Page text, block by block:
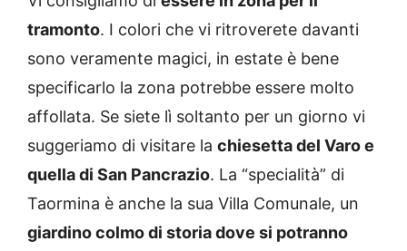
tramonto. I colori che vi ritroverete davanti
sono veramente magici, in estate è bene
specificarlo la zona potrebbe essere molto
affollata. Se siete lì soltanto per un giorno vi
suggeriamo di visitare la chiesetta del Varo e
quella di San Pancrazio. La “specialità” di
Taormina è anche la sua Villa Comunale, un
giardino colmo di storia dove si potranno